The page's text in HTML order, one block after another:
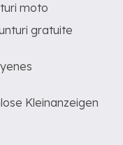
moto
gratuite
Kleinanzeigen